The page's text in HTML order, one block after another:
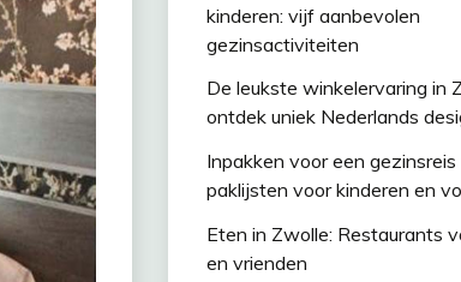
kinderen: vijf aanbevolen
gezinsactiviteiten
De leukste winkelervaring in
ontdek uniek Nederlands
Inpakken voor een
paklijsten voor kinderen en
Eten in Zwolle: Restaurants
en vrienden